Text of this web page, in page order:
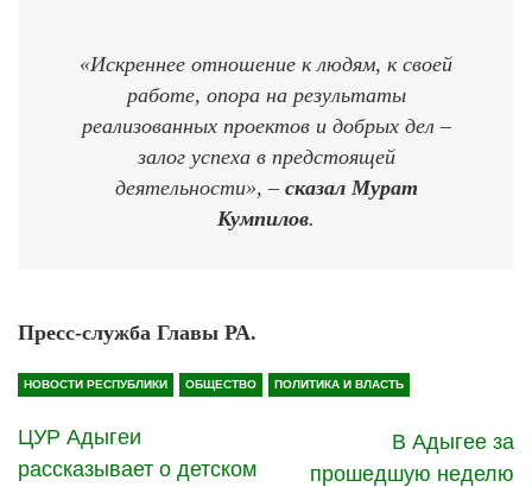
«Искреннее отношение к людям, к своей
работе, опора на результаты
реализованных проектов и добрых дел –
залог успеха в предстоящей
деятельности», – сказал Мурат
Кумпилов.
Пресс-служба Главы РА.
НОВОСТИ РЕСПУБЛИКИ ОБЩЕСТВО ПОЛИТИКА И ВЛАСТЬ
ЦУР Адыгеи
рассказывает о детском
В Адыгее за
прошедшую неделю